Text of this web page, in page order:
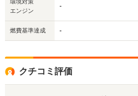
環境対策
エンジン
-
燃費基準達成 -
クチコミ評価